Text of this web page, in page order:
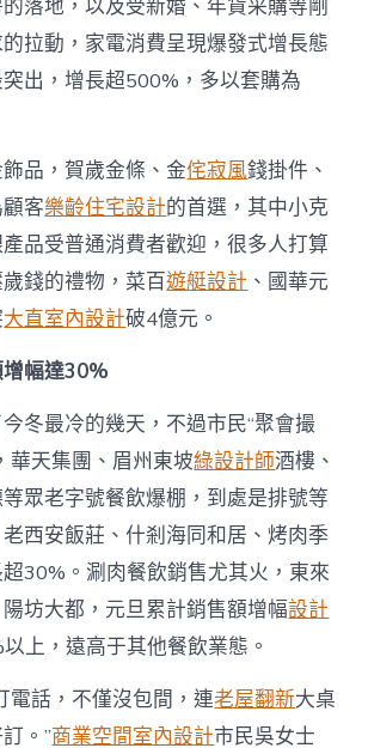
落地，以及受新婚、年貨采購等剛
拉動，家電消費呈現爆發式增長態
出，增長超500%，多以套購為
品，賀歲金條、金侘寂風錢掛件、
客樂齡住宅設計的首選，其中小克
品受普通消費者歡迎，很多人打算
錢的禮物，菜百遊艇設計 、國華元
大直室內設計破4億元。
幅達30%
冬最冷的幾天，不過市民“聚會撮
華天集團、眉州東坡綠設計師酒樓、
眾老字號餐飲爆棚，到處是排號等
西安飯莊、什剎海同和居、烤肉季
30%。涮肉餐飲銷售尤其火，東來
坊大都，元旦累計銷售額增幅設計
上，遠高于其他餐飲業態。
電話，不僅沒包間，連老屋翻新大桌
。”商業空間室內設計市民吳女士